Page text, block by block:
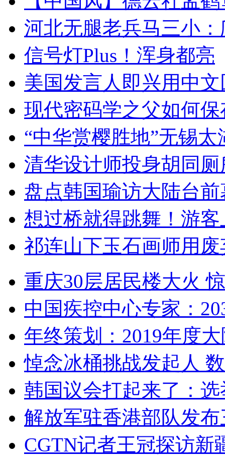
河北无腿老兵马三小
信号灯Plus！浑身都亮
美国发言人即兴用中
现代密码学之父如何
“中华赏樱胜地”无锡
清华设计师投身胡同
盘点韩国瑜访大陆台
想过桥就得跳舞！游客
祁连山下玉石画师用
重庆30层居民楼大火
中国疾控中心专家：
年终策划：2019年度
悼念冰桶挑战发起人
韩国议会打起来了：
解放军驻香港部队发
CGTN记者王冠探访新